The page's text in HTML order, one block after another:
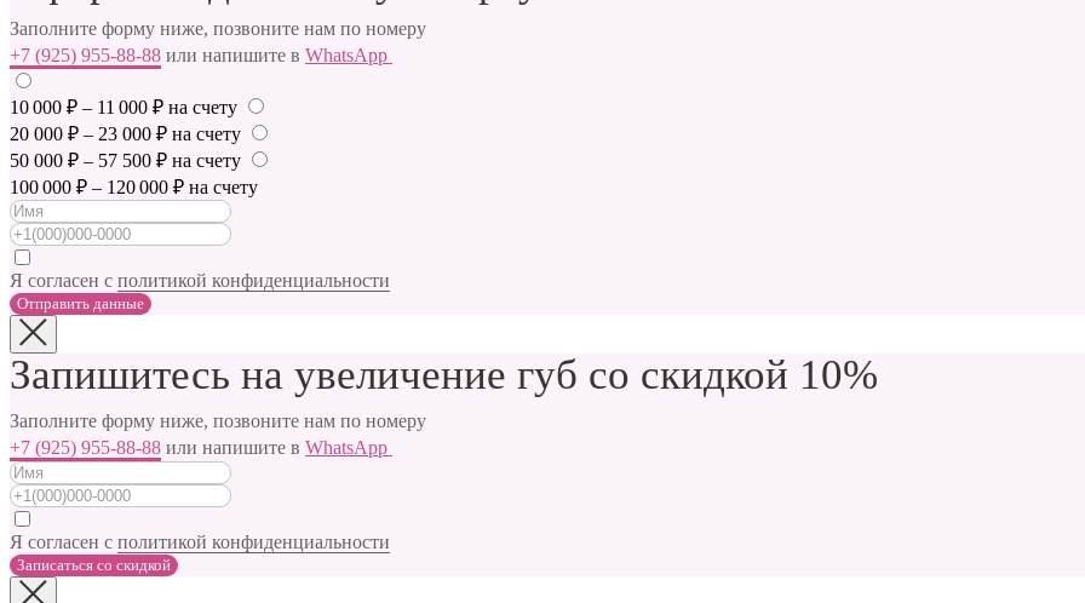
Заполните форму ниже, позвоните нам по номеру
+7 (925) 955-88-88 или напишите в WhatsApp
10 000 ₽ – 11 000 ₽ на счету
20 000 ₽ – 23 000 ₽ на счету
50 000 ₽ – 57 500 ₽ на счету
100 000 ₽ – 120 000 ₽ на счету
Я согласен с политикой конфиденциальности
Отправить данные
Запишитесь на увеличение губ со скидкой 10%
Заполните форму ниже, позвоните нам по номеру
+7 (925) 955-88-88 или напишите в WhatsApp
Я согласен с политикой конфиденциальности
Записаться cо скидкой